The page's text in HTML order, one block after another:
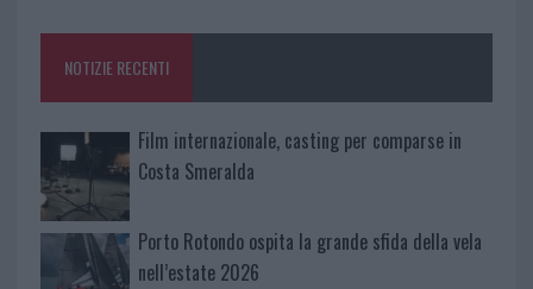
o
k
p
NOTIZIE RECENTI
Film internazionale, casting per comparse in
Costa Smeralda
Porto Rotondo ospita la grande sfida della vela
nell’estate 2026